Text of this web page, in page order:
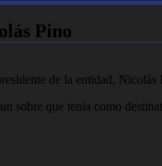
Pino
de la entidad,
que tenía como